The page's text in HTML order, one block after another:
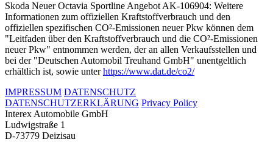
Skoda Neuer Octavia Sportline Angebot AK-106904: Weitere
Informationen zum offiziellen Kraftstoffverbrauch und den
offiziellen spezifischen CO²-Emissionen neuer Pkw können dem
"Leitfaden über den Kraftstoffverbrauch und die CO²-Emissionen
neuer Pkw" entnommen werden, der an allen Verkaufsstellen und
bei der "Deutschen Automobil Treuhand GmbH" unentgeltlich
erhältlich ist, sowie unterhttps://www.dat.de/co2/
IMPRESSUM DATENSCHUTZ
DATENSCHUTZERKLÄRUNG Privacy Policy
Interex Automobile GmbH
Ludwigstraße 1
D-73779 Deizisau